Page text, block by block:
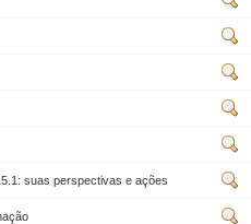
suas perspectivas e ações